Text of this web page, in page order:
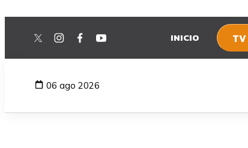
twitterinstagram
facebookyoutube INICIO TV
06 ago 2026